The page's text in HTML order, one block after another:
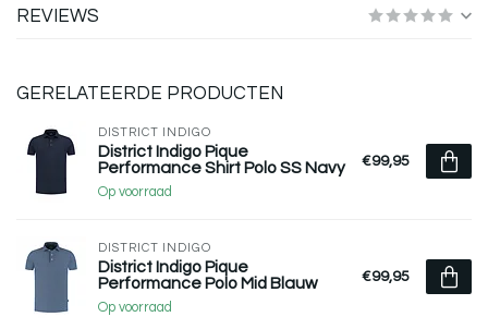
REVIEWS
GERELATEERDE PRODUCTEN
DISTRICT INDIGO
District Indigo Pique
Performance Shirt Polo SS Navy
Op voorraad
€99,95
DISTRICT INDIGO
District Indigo Pique
Performance Polo Mid Blauw
Op voorraad
€99,95